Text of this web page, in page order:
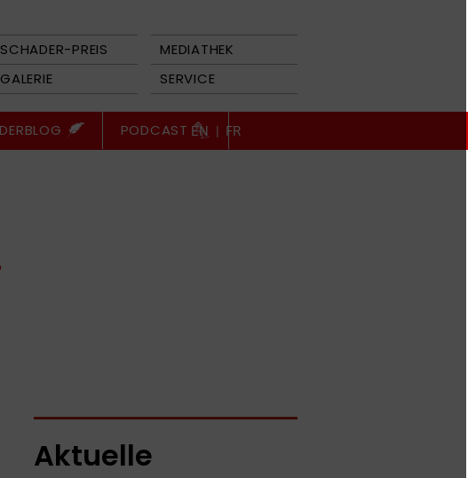
SCHADER-PREIS
MEDIATHEK
GALERIE SERVICE
PODCAST EN | FR
Aktuelle